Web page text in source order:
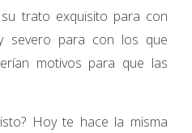
trato exquisito para con
severo para con los que
motivos para que las
Hoy te hace la misma